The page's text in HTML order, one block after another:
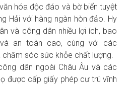
hóa độc đáo và bờ biển tuyệt
Hải với hàng ngàn hòn đảo. Hy
và công dân nhiều lợi ích, bao
an toàn cao, cùng với các
sóc sức khỏe chất lượng.
dân ngoài Châu Âu và các
được cấp giấy phép cư trú vĩnh